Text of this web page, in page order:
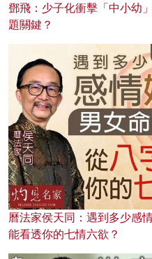
鄧飛：少子化衝擊「中小幼
題關鍵？
曆法家侯天同：遇到多少感
能看透你的七情六欲？